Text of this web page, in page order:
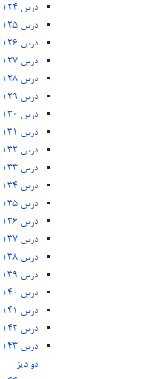
درس 124 - تمرین تغییر پوزیسیون سیم می
درس 125 - تمرین تغییر پوزیسیون سیم ر
درس 126 - تمرین تغییر پوزیسیون سیم سل
درس 127 - گام "دو" در پوزیسیون سوم
درس 128 - گام "دو" با فاصله سوم
درس 129 - تمرین برای نت خوانی در پوزیسیون
درس 130 - گام سل در پوزیسیون سوم
درس 131 - گام سل با فاصله سوم
درس 132 - تمرین در پوزیسیون سوم در گام سل
درس 133 - گام "ر" در پوزیسیون سوم
درس 134 - گام "ر" با فاصله سوم
درس 135 - تمرین در پوزیسیون سوم در گام "ر"
درس 136 - Glissando در سیم لا
درس 137 - Glissando در سیم می
درس 138 - تمرین سی بمل B flat
درس 139 - تمرین می بمل, ♭E یا همان E flat
درس 140 - تمرین سی بمل 2 B flat
درس 141 - Key Signature
درس 142 - تمرین فابکار
دو دیز